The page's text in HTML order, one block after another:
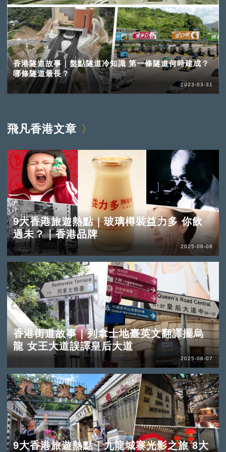
香港隧道故事｜盤點隧道冷知識 第一條隧道何時建成？
哪條隧道最長？
2023-03-31
飛凡香港文章
9大香港旅遊熱點｜玻璃樽裝益力多 你飲
過未？｜香港品牌
2025-06-08
香港街道故事｜列拿士地臺英文翻譯擺烏
龍 女王大道誤譯皇后大道
2025-06-07
9大香港旅遊熱點｜九龍城寨光影之旅 8大